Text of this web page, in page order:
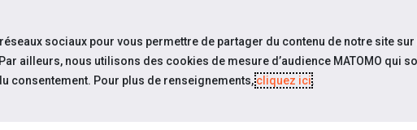
QUI SOMMES-
ESPACE
sociaux pour vous permettre de partager du contenu de notre site sur
ailleurs, nous utilisons des cookies de mesure d’audience MATOMO qui
consentement. Pour plus de renseignements,cliquez ici.